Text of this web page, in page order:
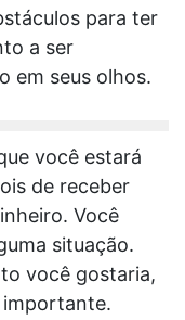
para ter
a ser
em seus olhos.
você estará
de receber
Você
situação.
você gostaria,
importante.